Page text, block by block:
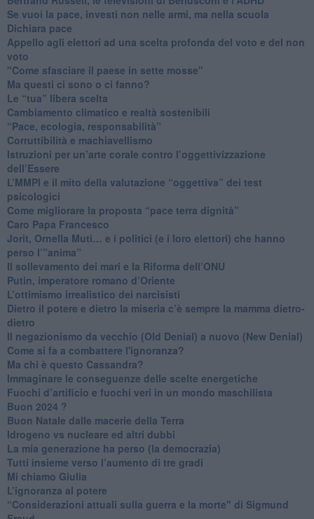
​Se vuoi la pace, investi non nelle armi, ma nella scuola
​Dichiara pace
​Appello agli elettori ad una scelta profonda del voto e del non
voto
"Come sfasciare il paese in sette mosse"
​Ma questi ci sono o ci fanno?
​Le “tua” libera scelta
Cambiamento climatico e realtà sostenibili
“Pace, ecologia, responsabilità”
​Corruttibilità e machiavellismo
Istruzioni per un’arte corale contro l’oggettivizzazione
dell’Essere
​L’MMPI e il mito della valutazione “oggettiva” dei test
psicologici
Come migliorare la proposta “pace terra dignità”
Caro Papa Francesco
​Jorit, Ornella Muti… e i politici (e i loro elettori) che hanno
perso l’”anima”
​Il sollevamento dei mari e la Riforma dell’ONU
Putin, imperatore romano d’Oriente
​L’ottimismo irrealistico dei narcisisti
​Dietro il potere e dietro la miseria c’è sempre la mamma dietro-
dietro
Il negazionismo da vecchio (Old Denial) a nuovo (New Denial)
Come si fa a combattere l'ignoranza?
Ma chi è questo Cassandra?
Immaginare le conseguenze delle scelte energetiche
​Fuochi d’artificio e fuochi veri in un mondo maschilista
Buon 2024 ?
​Buon Natale dalle macerie della Terra
​Idrogeno vs nucleare ed altri dubbi
​La mia generazione ha perso (la democrazia)
​Tutti insieme verso l’aumento di tre gradi
Mi chiamo Giulia
L’ignoranza al potere
​“Considerazioni attuali sulla guerra e la morte" di Sigmund